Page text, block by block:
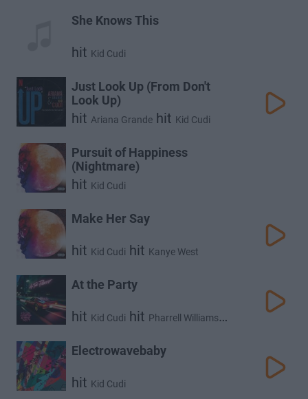
She Knows This
hit Kid Cudi
Just Look Up (From Don't
Look Up)
hit Ariana Grande hit Kid Cudi
Pursuit of Happiness
(Nightmare)
hit Kid Cudi
Make Her Say
hit Kid Cudi hit Kanye West
At the Party
hit Kid Cudi hit Pharrell Williams
Electrowavebaby
hit Kid Cudi